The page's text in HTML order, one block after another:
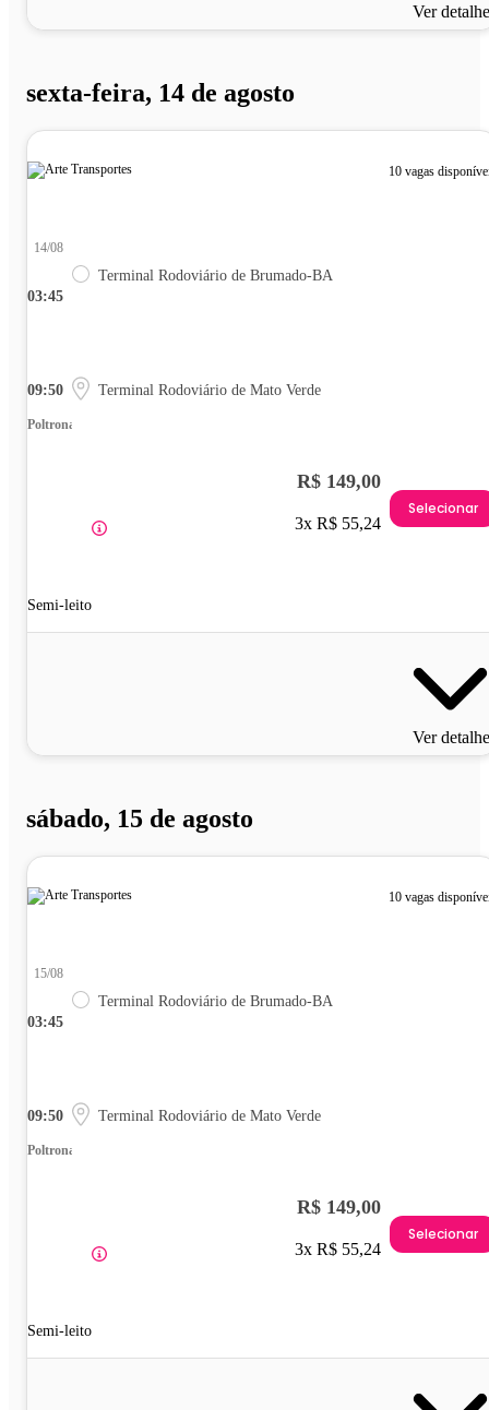
Ver
sexta-feira, 14 de agosto
10 vagas
03:45
14/08
Terminal Rodoviário de Brumado-BA
09:50 Terminal Rodoviário de Mato Verde
Poltrona
Semi-leito
R$ 149,00
3x R$ 55,24
Selecionar
Ver
sábado, 15 de agosto
10 vagas
03:45
15/08
Terminal Rodoviário de Brumado-BA
09:50 Terminal Rodoviário de Mato Verde
Poltrona
Semi-leito
R$ 149,00
3x R$ 55,24
Selecionar